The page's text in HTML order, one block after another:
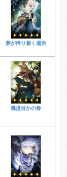
夢が帰り着く場所
幾度目かの春